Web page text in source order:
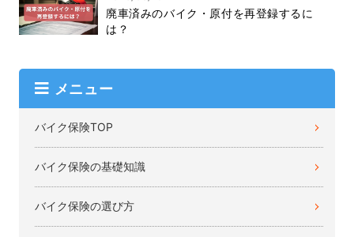
廃車済みのバイク・原付を再登録するに
は？
メニュー
バイク保険TOP
バイク保険の基礎知識
バイク保険の選び方